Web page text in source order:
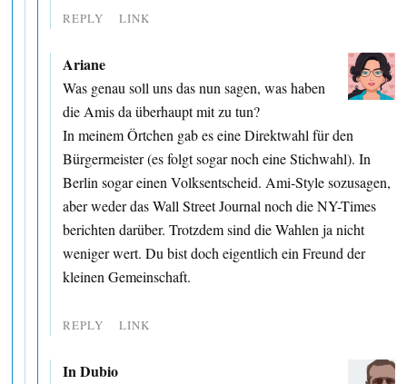
REPLY LINK
Ariane
Was genau soll uns das nun sagen, was haben
die Amis da überhaupt mit zu tun?
In meinem Örtchen gab es eine Direktwahl für den
Bürgermeister (es folgt sogar noch eine Stichwahl). In
Berlin sogar einen Volksentscheid. Ami-Style sozusagen,
aber weder das Wall Street Journal noch die NY-Times
berichten darüber. Trotzdem sind die Wahlen ja nicht
weniger wert. Du bist doch eigentlich ein Freund der
kleinen Gemeinschaft.
REPLY LINK
In Dubio